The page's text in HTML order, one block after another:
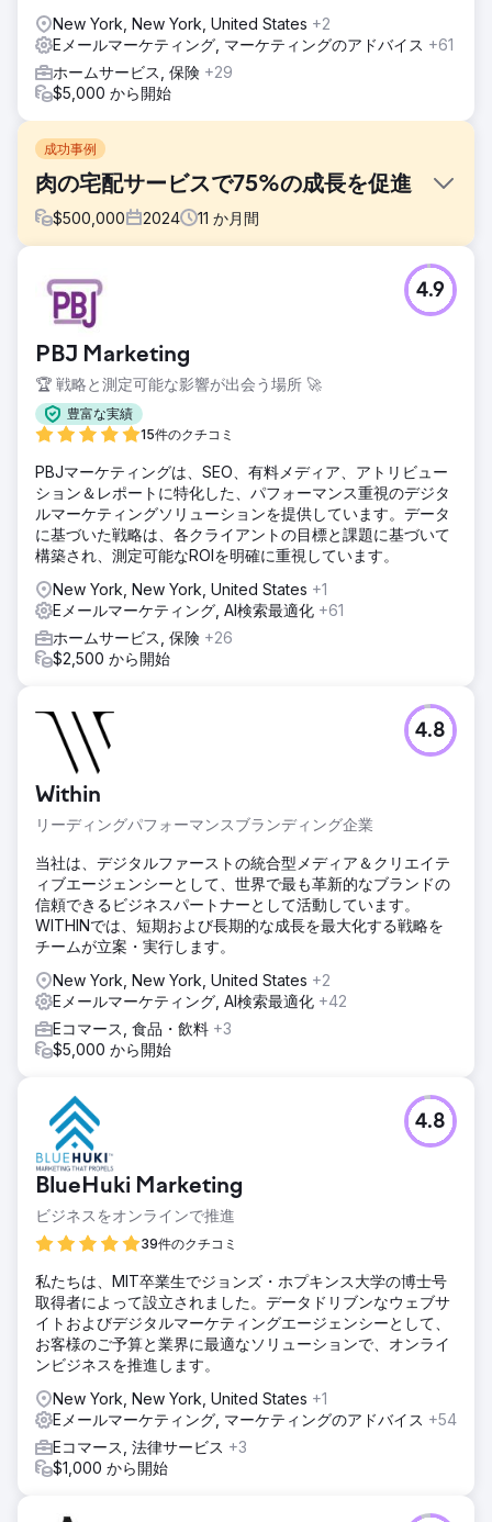
New York, New York, United States +2
Eメールマーケティング, マーケティングのアドバイス +61
ホームサービス, 保険 +29
$5,000 から開始
成功事例
肉の宅配サービスで75%の成長を促進
$500,000 2024 11 か月間
現代的なファーマーズマーケットである Walden Local は、
デジタルエクスペリエンスを近代化し、会員基盤を拡大する
た。2022 年以降、会員数が減少している同社は、一貫性の
あるブランドと効果的なマーケティング戦略を構築するとい
う大きな課題に直面していました。状況を好転させ、測定可
能な成長を促進するために、ブランディング、Web サイ
ト、マーケティング活動を改善できるパートナーが必要でし
た。
ソリューション
Anchour は、ブランド戦略、Web デザイン、メディア プラ
ンニング、クリエイティブ開発、検索エンジン マーケティン
グなど、フル サービスのサポートを提供しました。Walden
の Web サイト、コミュニケーション、メンバー ベースを監
査した後、Anchour は主要な改善領域を特定しました。ブラ
ンド ガイドライン、ソーシャル メディア コンテンツ、メー
ル キャンペーン (Klaviyo 経由)、コネクテッド TV クリエイ
ティブ (MNTN 経由) などの資産を提供しました。Anchour
結果
Anchour の取り組みは大きな成果をもたらし、Walden は支
出を 75% 削減しながら、2022 年以来初めて会員数がプラス
成長を達成しました。ブランド リセットにより、同社は新た
な成功への道を歩み始め、パートナーシップ開始以来、毎月
ミュニケーション、Walden チームとの緊密な連携に重点を
置いており、マーケティング部門の信頼できる延長として、
目に見えるビジネス インパクトをもたらしています。
エージェンシーページに移動
PBJ Marketing
🏆 戦略と測定可能な影響が出会う場所 🚀
豊富な実績
15件のクチコミ
4.9
PBJマーケティングは、SEO、有料メディア、アトリビュー
ション＆レポートに特化した、パフォーマンス重視のデジタ
ルマーケティングソリューションを提供しています。データ
に基づいた戦略は、各クライアントの目標と課題に基づいて
構築され、測定可能なROIを明確に重視しています。
New York, New York, United States +1
Eメールマーケティング, AI検索最適化 +61
ホームサービス, 保険 +26
$2,500 から開始
Within
リーディングパフォーマンスブランディング企業
4.8
当社は、デジタルファーストの統合型メディア＆クリエイテ
ィブエージェンシーとして、世界で最も革新的なブランドの
信頼できるビジネスパートナーとして活動しています。
WITHINでは、短期および長期的な成長を最大化する戦略を
チームが立案・実行します。
New York, New York, United States +2
Eメールマーケティング, AI検索最適化 +42
Eコマース, 食品・飲料 +3
$5,000 から開始
BlueHuki Marketing
ビジネスをオンラインで推進
39件のクチコミ
4.8
私たちは、MIT卒業生でジョンズ・ホプキンス大学の博士号
取得者によって設立されました。データドリブンなウェブサ
イトおよびデジタルマーケティングエージェンシーとして、
お客様のご予算と業界に最適なソリューションで、オンライ
ンビジネスを推進します。
New York, New York, United States +1
Eメールマーケティング, マーケティングのアドバイス +54
Eコマース, 法律サービス +3
$1,000 から開始